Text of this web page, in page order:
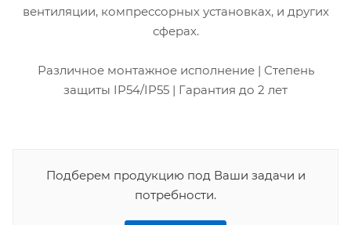
вентиляции, компрессорных установках, и других
сферах.
Различное монтажное исполнение | Степень
защиты IP54/IP55 | Гарантия до 2 лет
Подберем продукцию под Ваши задачи и
потребности.